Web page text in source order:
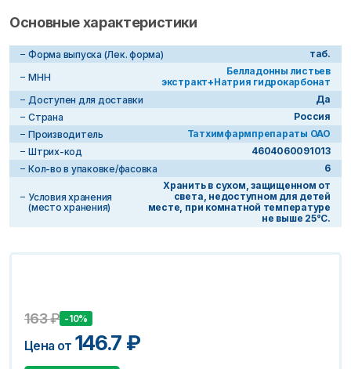
Основные характеристики
Форма выпуска (Лек. форма)
таб.
МНН
Белладонны листьев
экстракт+Натрия гидрокарбонат
Доступен для доставки
Да
Страна
Россия
Производитель
Татхимфармпрепараты ОАО
Штрих-код
4604060091013
Кол-во в упаковке/фасовка
6
Условия хранения
(место хранения)
Хранить в сухом, защищенном от
света, недоступном для детей
месте, при комнатной температуре
не выше 25°С.
163₽ -10%
Цена от 146.7 ₽